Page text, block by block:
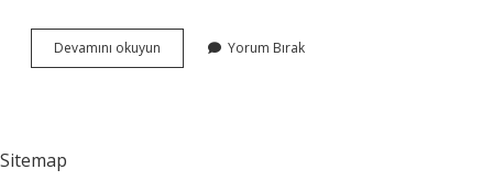
Devamını okuyun
Abdesti
Yorum Bırak
Sitemap